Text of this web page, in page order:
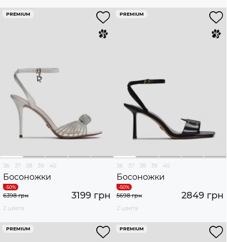
PREMIUM
36 37 38 39 40
Босоножки
3199 грн
6398 грн
2 цвета
PREMIUM
36 37 38 39 40
Босоножки
2849 грн
5698 грн
2 цвета
PREMIUM PREMIUM